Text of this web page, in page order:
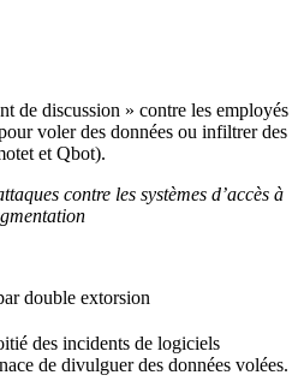
de discussion » contre les employés
voler des données ou infiltrer des
et Qbot).
contre les systèmes d’accès à
double extorsion
des incidents de logiciels
de divulguer des données volées.